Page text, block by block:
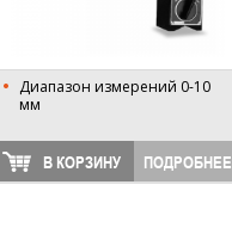
Диапазон измерений 0-10
мм
В КОРЗИНУ ПОДРОБНЕЕ